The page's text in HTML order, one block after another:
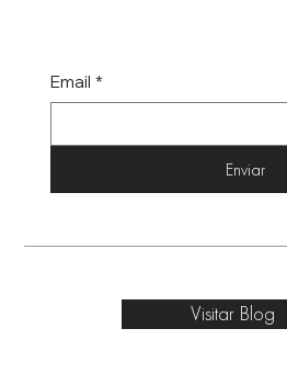
Email *
Enviar
Visitar Blog